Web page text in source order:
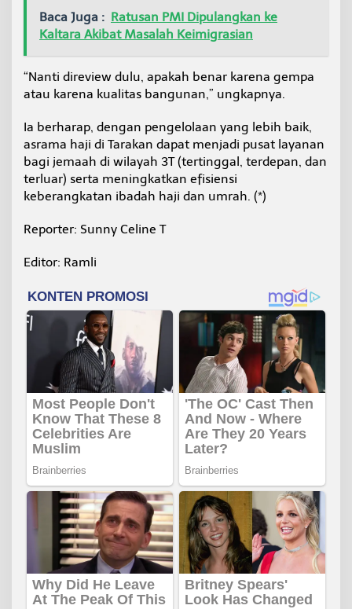
Baca Juga : Ratusan PMI Dipulangkan ke
Kaltara Akibat Masalah Keimigrasian
“Nanti direview dulu, apakah benar karena gempa
atau karena kualitas bangunan,” ungkapnya.
Ia berharap, dengan pengelolaan yang lebih baik,
asrama haji di Tarakan dapat menjadi pusat layanan
bagi jemaah di wilayah 3T (tertinggal, terdepan, dan
terluar) serta meningkatkan efisiensi
keberangkatan ibadah haji dan umrah. (*)
Reporter: Sunny Celine T
Editor: Ramli